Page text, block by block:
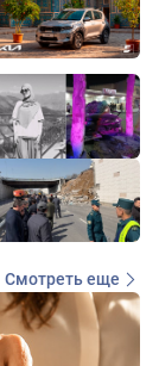
Смотреть еще